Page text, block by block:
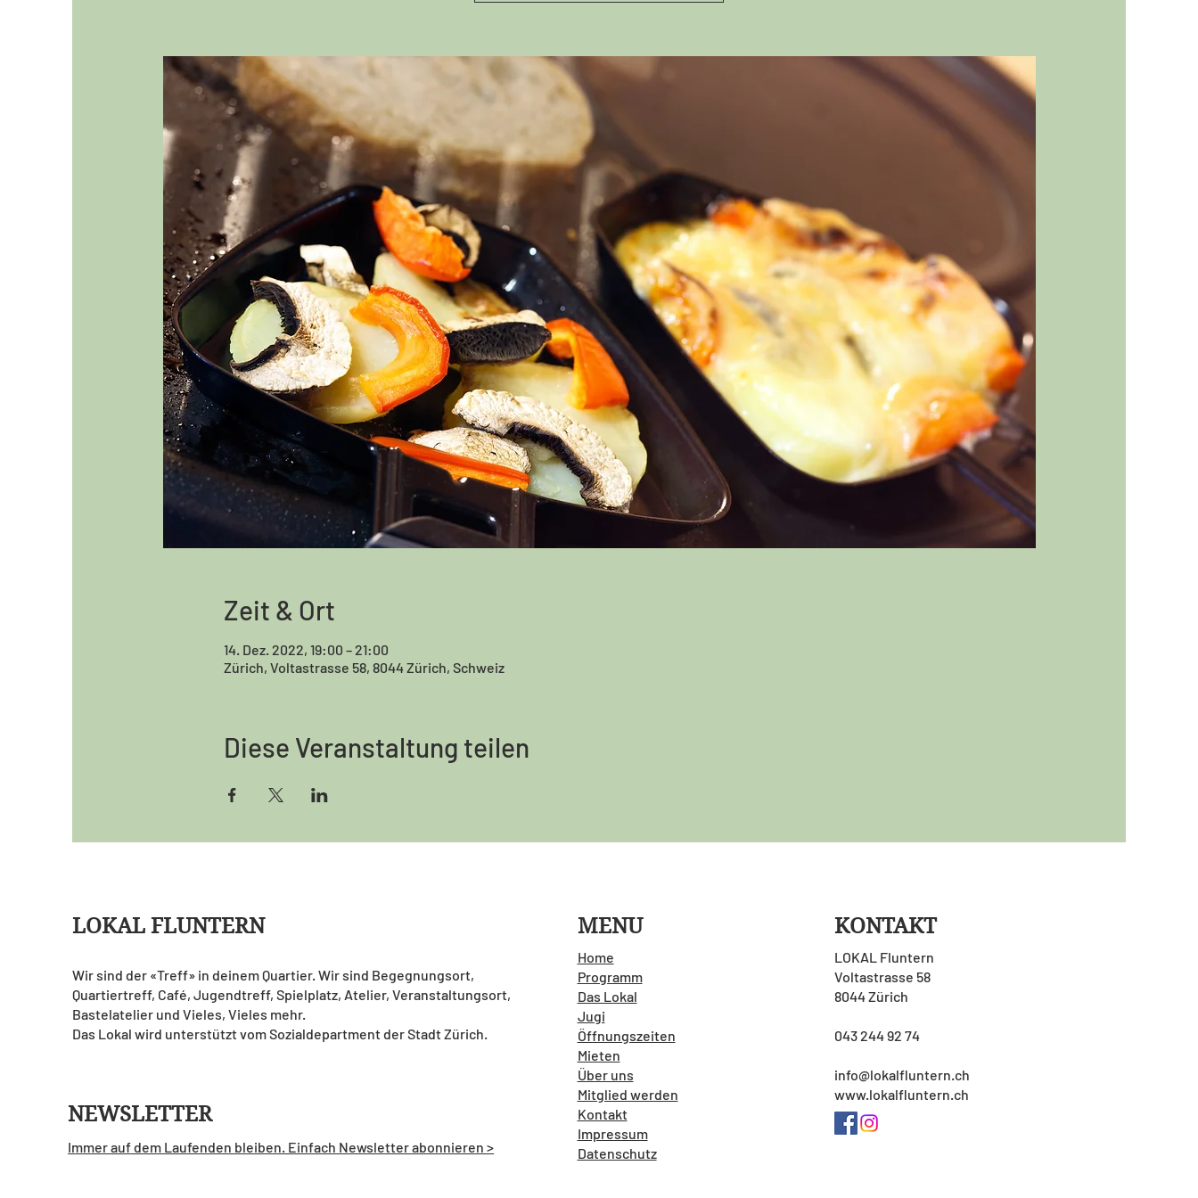
Zeit & Ort
14. Dez. 2022, 19:00 – 21:00
Zürich, Voltastrasse 58, 8044 Zürich, Schweiz
Diese Veranstaltung teilen
MENU
Home
Programm
Das Lokal
Jugi
Öffnungszeiten
Mieten
Über uns
Mitglied werden
Kontakt
Impressum
Datenschutz
KONTAKT
LOKAL Fluntern
Voltastrasse 58
8044 Zürich
043 244 92 74
info@lokalfluntern.ch
www.lokalfluntern.ch
LOKAL FLUNTERN
Wir sind der «Treff» in deinem Quartier. Wir sind Begegnungsort,
Quartiertreff, Café, Jugendtreff, Spielplatz, Atelier, Veranstaltungsort,
Bastelatelier und Vieles, Vieles mehr.
Das Lokal wird unterstützt vom Sozialdepartment der Stadt Zürich.
NEWSLETTER
Immer auf dem Laufenden bleiben. Einfach Newsletter abonnieren >